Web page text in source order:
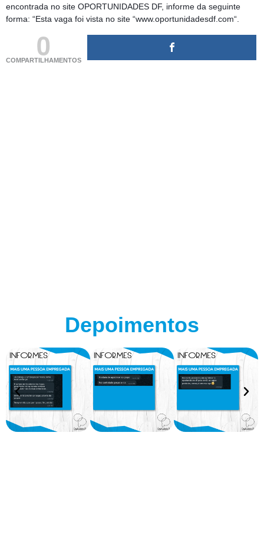
encontrada no site OPORTUNIDADES DF, informe da seguinte
forma: “Esta vaga foi vista no site “www.oportunidadesdf.com“.
0
COMPARTILHAMENTOS
Depoimentos